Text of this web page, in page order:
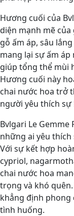
Hương cuối của
diện mạnh mẽ
gỗ ấm áp, sâu
mang lại sự ấm
giúp tổng thể mùi
Hương cuối này
chai nước hoa trở
người yêu thích
Bvlgari Le Gemme
những ai yêu thích
Với sự kết hợp
cypriol,
chai nước hoa
trọng và khó
khẳng định phong
tình huống.